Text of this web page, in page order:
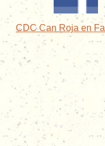
CDC Can Roja en